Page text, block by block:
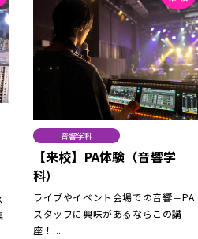
音響学科
【来校】PA体験（音響学
科）
ライブやイベント会場での音響＝PA
スタッフに興味があるならこの講
座！...